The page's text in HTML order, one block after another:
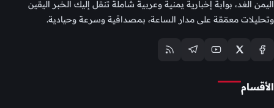
اليمن الغد، بوابة إخبارية يمنية وعربية شاملة تنقل إليك الخبر اليقين
وتحليلات معمّقة على مدار الساعة، بمصداقية وسرعة وحيادية.
الأقسام